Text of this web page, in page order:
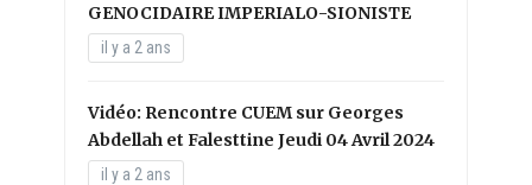
GENOCIDAIRE IMPERIALO-SIONISTE
il y a 2 ans
Vidéo: Rencontre CUEM sur Georges
Abdellah et Falesttine Jeudi 04 Avril 2024
il y a 2 ans